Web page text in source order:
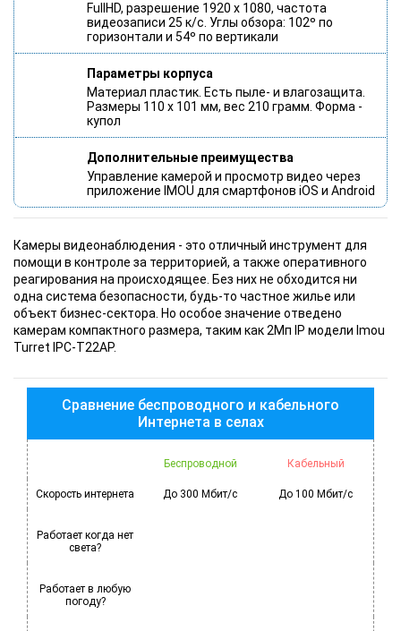
FullHD, разрешение 1920 х 1080, частота
видеозаписи 25 к/с. Углы обзора: 102º по
горизонтали и 54º по вертикали
Параметры корпуса
Материал пластик. Есть пыле- и влагозащита.
Размеры 110 x 101 мм, вес 210 грамм. Форма -
купол
Дополнительные преимущества
Управление камерой и просмотр видео через
приложение IMOU для смартфонов iOS и Android
Камеры видеонаблюдения - это отличный инструмент для
помощи в контроле за территорией, а также оперативного
реагирования на происходящее. Без них не обходится ни
одна система безопасности, будь-то частное жилье или
объект бизнес-сектора. Но особое значение отведено
камерам компактного размера, таким как 2Мп IP модели Imou
Turret IPC-T22AP.
Сравнение беспроводного и кабельного
Интернета в селах
Беспроводной Кабельный
Скорость интернета До 300 Мбит/с До 100 Мбит/с
Работает когда нет
света?
Работает в любую
погоду?